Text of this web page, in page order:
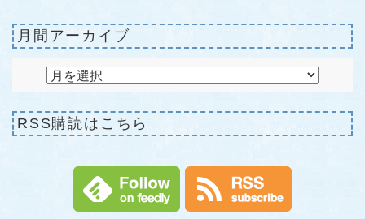
月間アーカイブ
RSS購読はこちら